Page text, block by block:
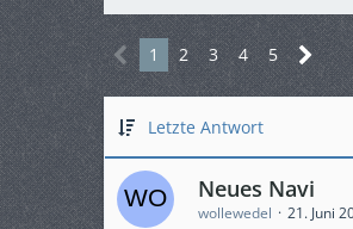
1 2 3 4 5
Letzte Antwort
Neues Navi
wollewedel 21. Juni